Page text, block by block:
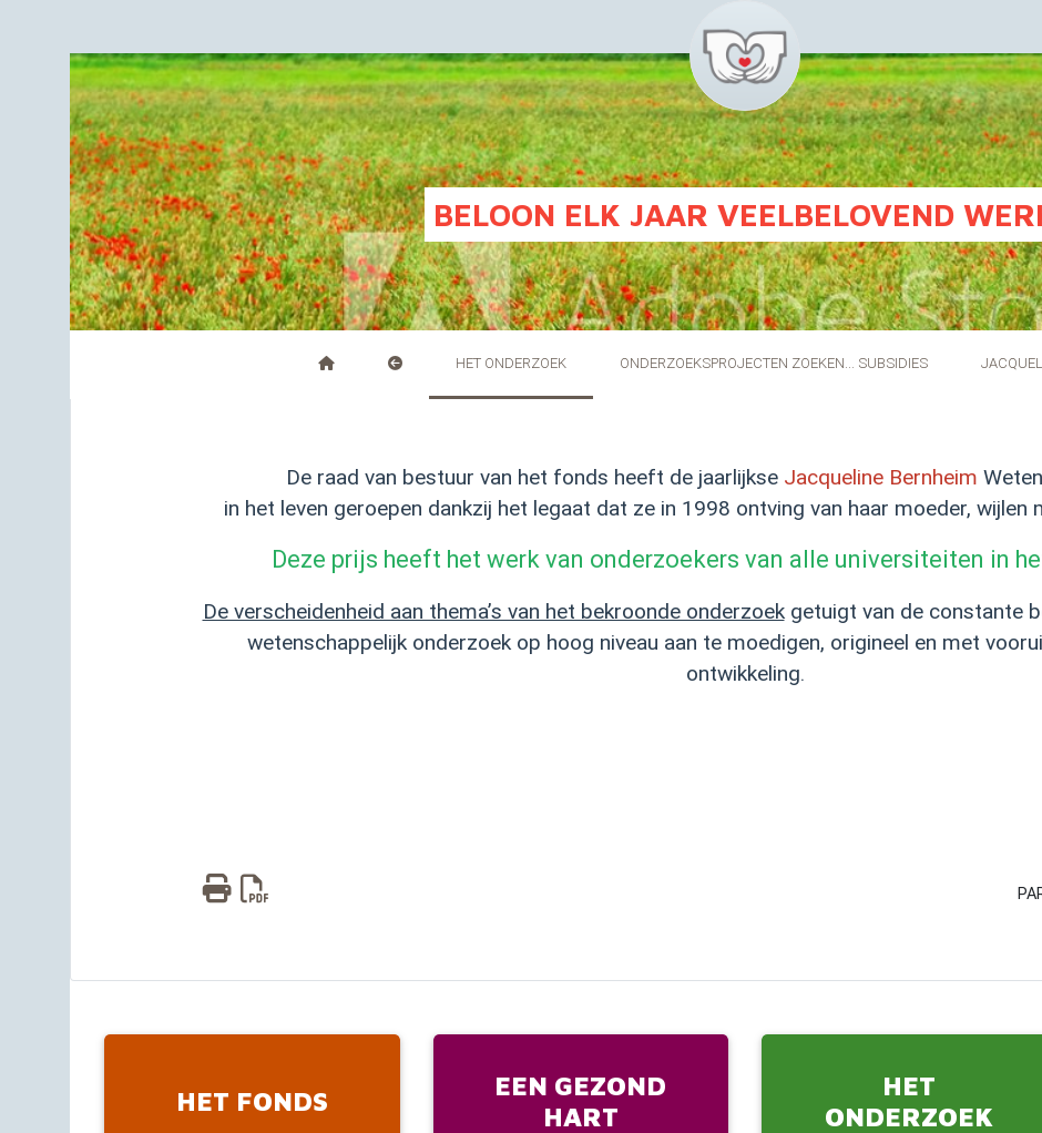
BELOON ELK JAAR VEELBELOVEND
HET ONDERZOEK ONDERZOEKSPROJECTEN ZOEKEN... SUBSIDIES
De raad van bestuur van het fonds heeft de jaarlijkse Jacqueline Bernheim
in het leven geroepen dankzij het legaat dat ze in 1998 ontving van haar moeder, wijlen
Deze prijs heeft het werk van onderzoekers van alle universiteiten in
De verscheidenheid aan thema’s van het bekroonde onderzoekgetuigt van de constante
wetenschappelijk onderzoek op hoog niveau aan te moedigen, origineel en met
ontwikkeling.
HET FONDS
EEN GEZOND
HART
HET
ONDERZOEK